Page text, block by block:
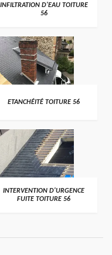
>
INFILTRATION D'EAU TOITURE
56
>
ETANCHÉITÉ TOITURE 56
>
INTERVENTION D'URGENCE
FUITE TOITURE 56